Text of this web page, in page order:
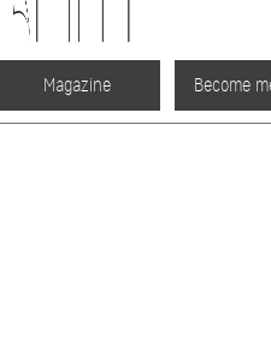
Magazine Become